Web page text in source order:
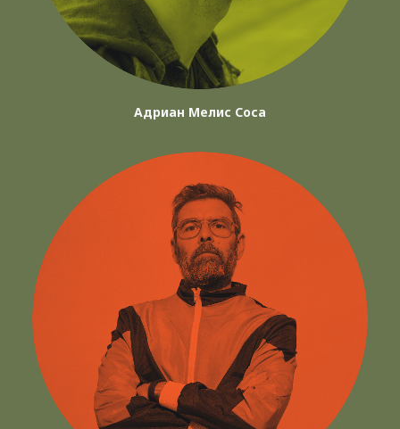
Адриан Мелис Соса